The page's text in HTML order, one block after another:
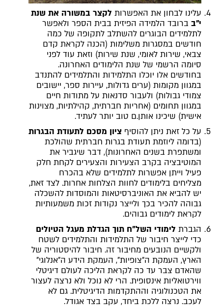
עלינו לבחון את האפשרות לקצר במשורה את שנת
י"בברובד הלמידה הפיזית בבית הספר ולאפשר
לתלמידים הבוגרים להשתלב לתקופה של כמה
חודשים במסגרות משלימות (הכנה לקראת קדם
צבאי, שירות לאומי, שנת שירות) וזאת עוד לפני
סיומה הרשמי של שנת הלימודים האחרונה.
בחודשים אלו יוכלו התלמידות והתלמידים להתנדב
במגוון מקומות (ערים גדולות, עיירות ספר, יישובים
צמודי גבולות) ולעבור סדנאות על מתודות חיים
במגוון תחומים (אחריות חברתית, קהילתיות, מצוינות
אישית) שיכינו אותן.ם טוב יותר לעתיד.
על כל זאת ניתן להוסיף ציון מסכם לתעודת הבגרות
(בדומה ליוזמת תעודת בגרות חברתית שהולכת
ומשתפרת בשנים האחרונות), דבר שיגביר את
המוטיבציה בקרב הצעירות והצעירים לקחת חלק
פעיל וייתן אפשרות לתלמידים שלא בהכרח
מצליחים בלימודים לחוות הצלחות אחרות. לצד זאת,
יש להביא את האוניברסיטאות והמוסדות להשכלה
גבוהה להכיר בכך ולייצר נקודות זכות משמעותיות
לקראת לימודים גבוהים.
הגברתלימודי השל"ח תוך הגדלת מעגל הטיולים
כדי לייצר חיבור של התלמידות והתלמידים לשטח
ולקשיים הנובעים מחיבור זה. חיבור להיסטוריה של
הארץ, העמקת ה"צופיות", העמקת הידע ה"אנלוגי"
שהאדם צבר עד כה לקראת הליכה לעולם דיגיטלי
ווירטואליות אינסופית. הרי לא נוכל ולא נרצה לעצור
את הטכנולוגיה וההתקדמות הדיגיטלית. גם לא
לעכב. נרצה ללכת ביחד, עקב בצד אגודל.